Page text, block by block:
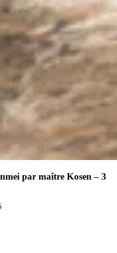
par maître Kosen – 3